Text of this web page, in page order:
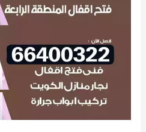
اقفال
الرابعة
66400322
وتجوري